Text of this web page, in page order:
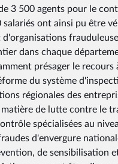
3 500 agents pour le
ont ainsi pu être
dans chaque
présager le
du système
régionales des
de lutte contre le
spécialisées au
d'envergure
de sensibilisation